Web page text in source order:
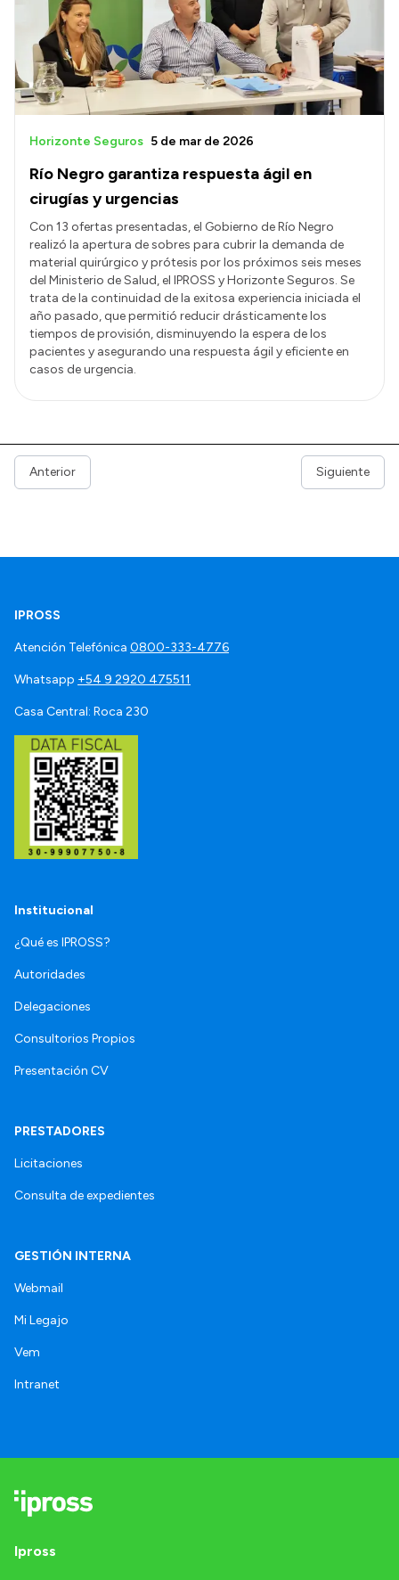
Río Negro garantiza respuesta ágil en
cirugías y urgencias
Horizonte Seguros 5 de mar de 2026
Con 13 ofertas presentadas, el Gobierno de Río Negro
realizó la apertura de sobres para cubrir la demanda de
material quirúrgico y prótesis por los próximos seis meses
del Ministerio de Salud, el IPROSS y Horizonte Seguros. Se
trata de la continuidad de la exitosa experiencia iniciada el
año pasado, que permitió reducir drásticamente los
tiempos de provisión, disminuyendo la espera de los
pacientes y asegurando una respuesta ágil y eficiente en
casos de urgencia.
Anterior Siguiente
IPROSS
Atención Telefónica 0800-333-4776
Whatsapp +54 9 2920 475511
Casa Central: Roca 230
Institucional
¿Qué es IPROSS?
Autoridades
Delegaciones
Consultorios Propios
Presentación CV
PRESTADORES
Licitaciones
Consulta de expedientes
GESTIÓN INTERNA
Webmail
Mi Legajo
Vem
Intranet
Ipross